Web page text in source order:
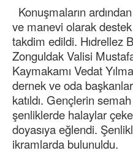
Konuşmaların
ve manevi olarak
takdim edildi. Hıdrellez
Zonguldak Valisi
Kaymakamı Vedat
dernek ve oda
katıldı. Gençlerin
şenliklerde halaylar
doyasıya eğlendi.
ikramlarda bulunuldu.